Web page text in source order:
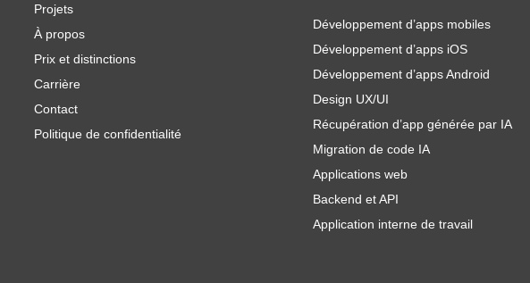
Projets
À propos
Prix et distinctions
Carrière
Contact
Politique de confidentialité
Développement d’apps mobiles
Développement d’apps iOS
Développement d’apps Android
Design UX/UI
Récupération d’app générée par IA
Migration de code IA
Applications web
Backend et API
Application interne de travail